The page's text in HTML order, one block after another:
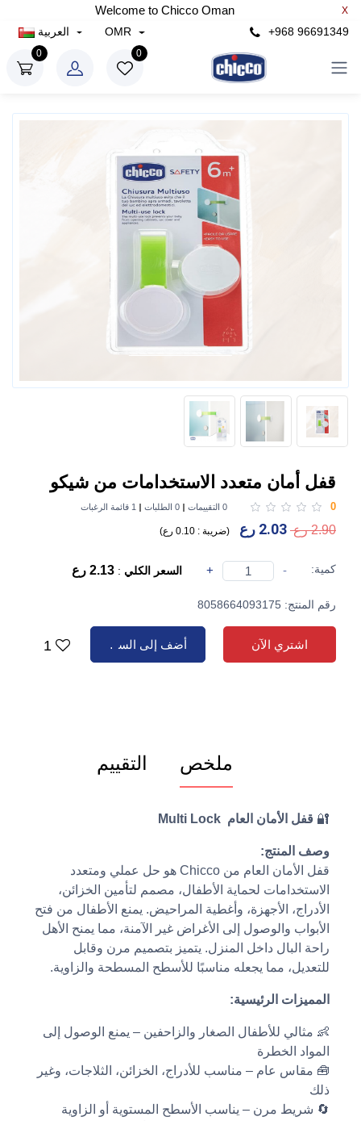
Welcome to Chicco Oman X
+968 96691349
OMR
0
0
قفل أمان متعدد الاستخدامات من شيكو
0 0 التقييمات 0 الطلبات 1 قائمة الرغبات
2.90 رع 2.03 رع (ضريبة : 0.10 رع )
كمية: -
+ السعر الكلي : 2.13 رع
رقم المنتج: 8058664093175
اشتري الآن أضف إلى السلة 1
ملخص التقييم
🔐 قفل الأمان العام Multi Lock
وصف المنتج:
قفل الأمان العام من Chicco هو حل عملي ومتعدد
الاستخدامات لحماية الأطفال، مصمم لتأمين الخزائن،
الأدراج، الأجهزة، وأغطية المراحيض. يمنع الأطفال من فتح
الأبواب والوصول إلى الأغراض غير الآمنة، مما يمنح الأهل
راحة البال داخل المنزل. يتميز بتصميم مرن وقابل
للتعديل، مما يجعله مناسبًا للأسطح المسطحة والزاوية.
المميزات الرئيسية:
👶 مثالي للأطفال الصغار والزاحفين – يمنع الوصول إلى
المواد الخطرة
🧰 مقاس عام – مناسب للأدراج، الخزائن، الثلاجات، وغير
ذلك
🔄 شريط مرن – يناسب الأسطح المستوية أو الزاوية